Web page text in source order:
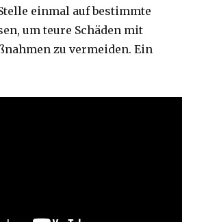
einmal auf bestimmte
um teure Schäden mit
zu vermeiden. Ein